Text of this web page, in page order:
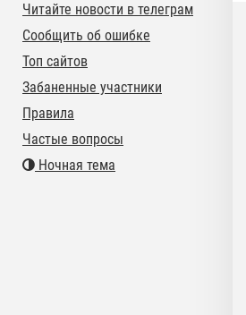
Читайте новости в телеграм
Сообщить об ошибке
Топ сайтов
Забаненные участники
Правила
Частые вопросы
Ночная тема